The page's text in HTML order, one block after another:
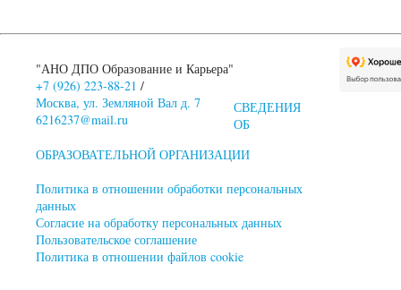
"АНО ДПО Образование и Карьера"
+7 (926) 223-88-21 /
Москва, ул. Земляной Вал д. 7
6216237@mail.ru
СВЕДЕНИЯ
ОБ
ОБРАЗОВАТЕЛЬНОЙ ОРГАНИЗАЦИИ
Политика в отношении обработки персональных
данных
Согласие на обработку персональных данных
Пользовательское соглашение
Политика в отношении файлов cookie